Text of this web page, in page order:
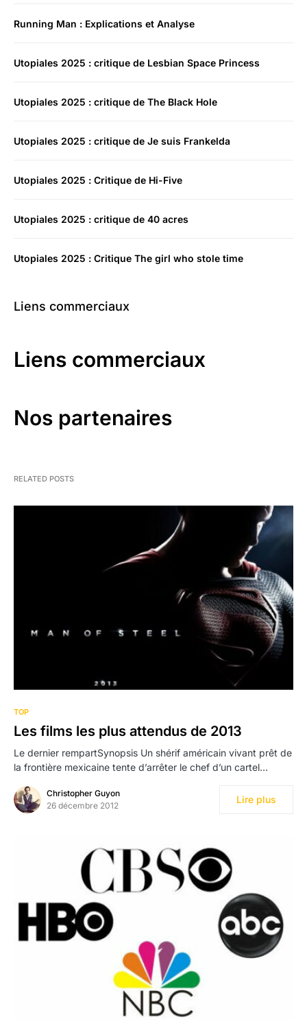
Running Man : Explications et Analyse
Utopiales 2025 : critique de Lesbian Space Princess
Utopiales 2025 : critique de The Black Hole
Utopiales 2025 : critique de Je suis Frankelda
Utopiales 2025 : Critique de Hi-Five
Utopiales 2025 : critique de 40 acres
Utopiales 2025 : Critique The girl who stole time
Liens commerciaux
Liens commerciaux
Nos partenaires
RELATED POSTS
TOP
Les films les plus attendus de 2013
Le dernier rempartSynopsis Un shérif américain vivant prêt de
la frontière mexicaine tente d’arrêter le chef d’un cartel…
Christopher Guyon
26 décembre 2012
Lire plus